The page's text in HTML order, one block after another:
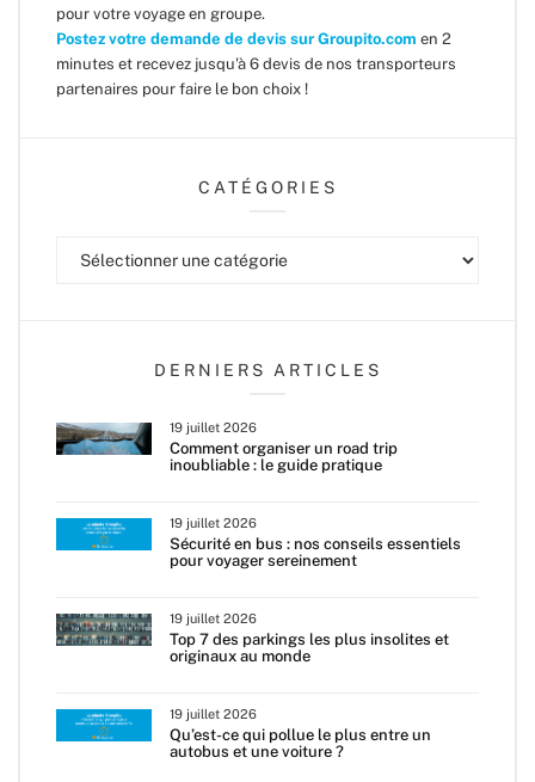
pour votre voyage en groupe.
Postez votre demande de devis sur Groupito.com en 2
minutes et recevez jusqu'à 6 devis de nos transporteurs
partenaires pour faire le bon choix !
CATÉGORIES
DERNIERS ARTICLES
19 juillet 2026
Comment organiser un road trip
inoubliable : le guide pratique
19 juillet 2026
Sécurité en bus : nos conseils essentiels
pour voyager sereinement
19 juillet 2026
Top 7 des parkings les plus insolites et
originaux au monde
19 juillet 2026
Qu’est-ce qui pollue le plus entre un
autobus et une voiture ?